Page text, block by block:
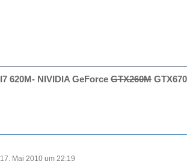
I7 620M- NIVIDIA GeForce GTX260M
17. Mai 2010 um 22:19